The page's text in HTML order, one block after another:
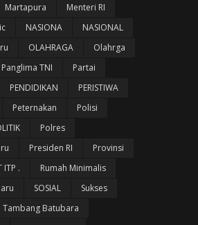
Martapura
Menteri RI
NASIONA
NASIONAL
OLAHRAGA
Olahrga
Panglima TNI
Partai
PENDIDIKAN
PERISTIWA
Peternakan
Polisi
Polres
Presiden RI
Provinsi
ITP .
Rumah Minimalis
SOSIAL
Sukses
Tambang Batubara